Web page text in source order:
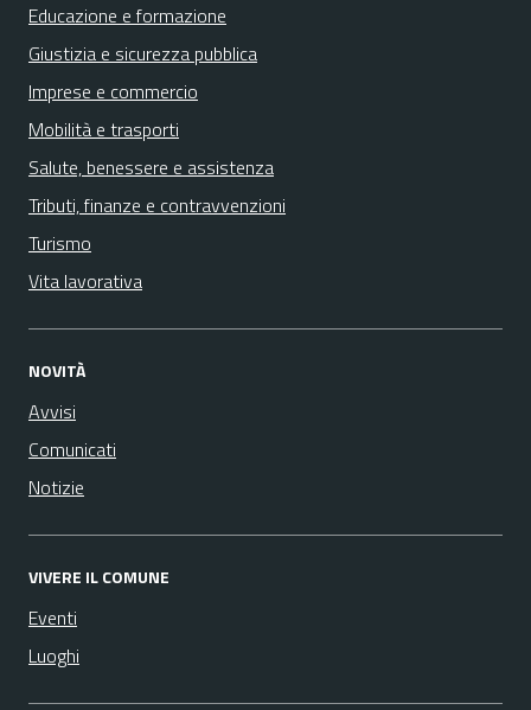
Educazione e formazione
Giustizia e sicurezza pubblica
Imprese e commercio
Mobilità e trasporti
Salute, benessere e assistenza
Tributi, finanze e contravvenzioni
Turismo
Vita lavorativa
NOVITÀ
Avvisi
Comunicati
Notizie
VIVERE IL COMUNE
Eventi
Luoghi